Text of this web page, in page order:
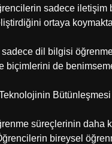
sadece
ortaya
dil bilgisi
biçimlerini de
Bütünleşmesi
süreçlerinin
bireysel